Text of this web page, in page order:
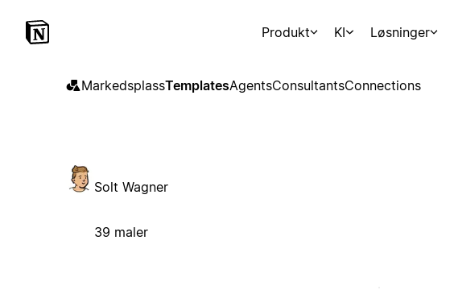
Produkt KI Løsninger
MarkedsplassTemplatesAgentsConsultantsConnections
Solt Wagner
39 maler